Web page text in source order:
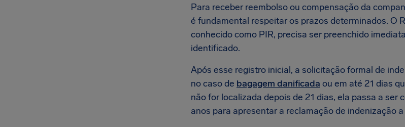
Para receber reembolso ou compensação da
é fundamental respeitar os prazos determinados. O
conhecido como PIR, precisa ser preenchido
identificado.
Após esse registro inicial, a solicitação formal de
no caso de bagagem danificada ou em até 21 dias
não for localizada depois de 21 dias, ela passa a
anos para apresentar a reclamação de indenização